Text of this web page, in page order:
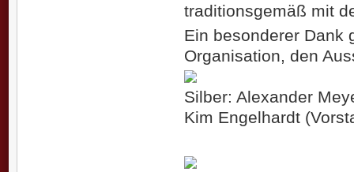
traditionsgemäß mit
Ein besonderer Dank
Organisation, den
Silber: Alexander
Kim Engelhardt